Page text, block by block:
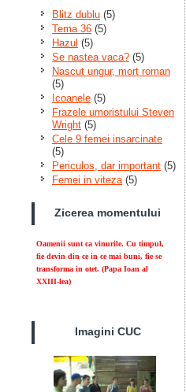
Blitz dublu (5)
Tema 36 (5)
Hazul (5)
Se nastea vaca? (5)
Nascut ungur, mort roman
(5)
Icoanele (5)
Frazele umoristului Steven
Wright (5)
Cele 9 femei insarcinate
(5)
Periculos, dar important (5)
Femei in viteza(5)
Zicerea momentului
Oamenii sunt ca vinurile. Cu timpul,
fie devin din ce in ce mai buni, fie se
transforma in otet. (Papa Ioan al
XXIII-lea)
Imagini CUC